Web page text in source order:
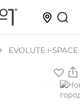
EVOLUTE i-